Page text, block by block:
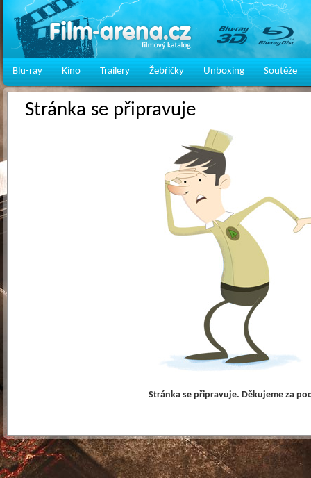
Blu-ray Kino Trailery Žebříčky Unboxing Soutěže
Stránka se připravuje
Stránka se připravuje. Děkujeme za